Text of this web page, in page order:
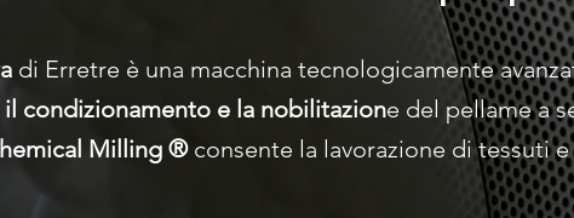
di Erretre è una macchina tecnologicamente
il condizionamento e la nobilitazione del pellame a
Milling ®consente la lavorazione di tessuti